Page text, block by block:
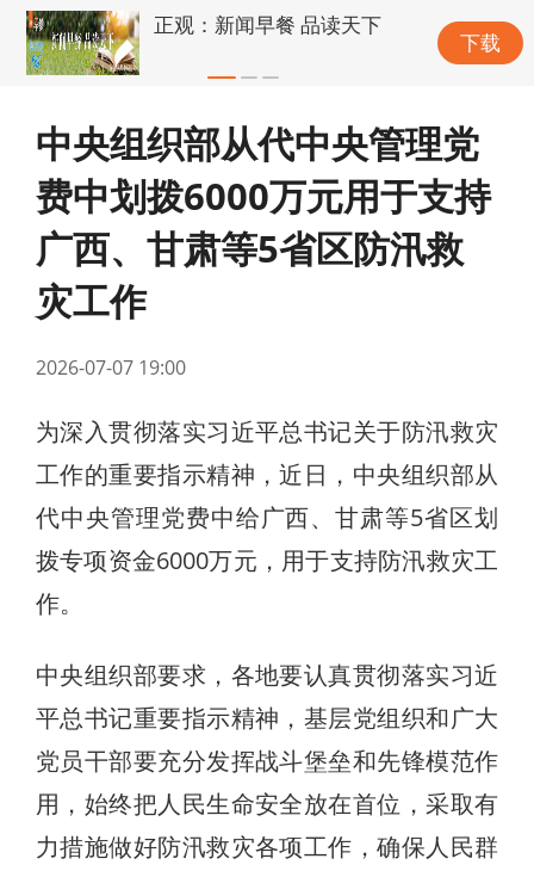
正观：新闻早餐 品读天下
下载
中央组织部从代中央管理党
费中划拨6000万元用于支持
广西、甘肃等5省区防汛救
灾工作
2026-07-07 19:00
为深入贯彻落实习近平总书记关于防汛救灾
工作的重要指示精神，近日，中央组织部从
代中央管理党费中给广西、甘肃等5省区划
拨专项资金6000万元，用于支持防汛救灾工
作。
中央组织部要求，各地要认真贯彻落实习近
平总书记重要指示精神，基层党组织和广大
党员干部要充分发挥战斗堡垒和先锋模范作
用，始终把人民生命安全放在首位，采取有
力措施做好防汛救灾各项工作，确保人民群